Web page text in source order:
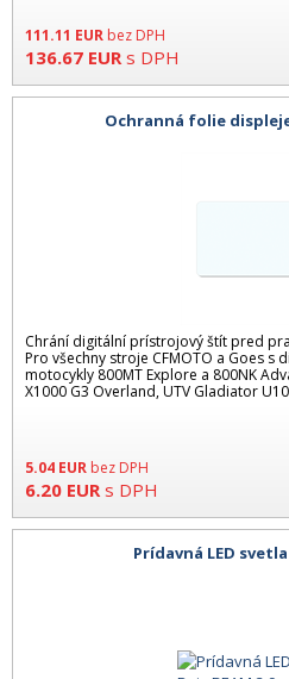
111.11 EUR bez DPH
136.67 EUR s DPH
Ochranná folie
Chrání digitální prístrojový štít pred
Pro všechny stroje CFMOTO a Goes s
motocykly 800MT Explore a 800NK
X1000 G3 Overland, UTV Gladiator
5.04 EUR bez DPH
6.20 EUR s DPH
Prídavná LED